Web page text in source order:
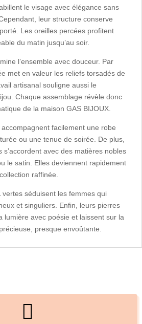
le visage avec élégance sans
leur structure conserve
Les oreilles percées profitent
du matin jusqu’au soir.
l’ensemble avec douceur. Par
met en valeur les reliefs torsadés de
artisanal souligne aussi le
Chaque assemblage révèle donc
de la maison GAS BIJOUX.
accompagnent facilement une robe
ou une tenue de soirée. De plus,
s’accordent avec des matières nobles
le satin. Elles deviennent rapidement
raffinée.
vertes séduisent les femmes qui
et singuliers. Enfin, leurs pierres
lumière avec poésie et laissent sur la
presque envoûtante.
